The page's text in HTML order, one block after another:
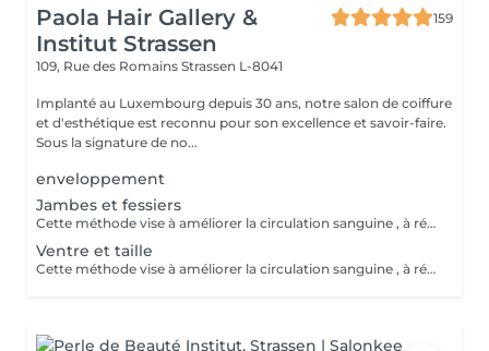
Paola Hair Gallery &
Institut Strassen
159
109, Rue des Romains Strassen L-8041
Implanté au Luxembourg depuis 30 ans, notre salon de coiffure
et d'esthétique est reconnu pour son excellence et savoir-faire.
Sous la signature de no...
enveloppement
Jambes et fessiers
Cette méthode vise à améliorer la circulation sanguine , à réduire la cellulite , à favoriser le drainage lymphatique et à détendre les muscles . Elle peut également contribuer à la réduction du stress et à l'amélioration de la texture de la peau.
Ventre et taille
Cette méthode vise à améliorer la circulation sanguine , à réduire la cellulite , à favoriser le drainage lymphatique et à détendre les muscles . Elle peut également contribuer à la réduction du stress et à l'amélioration de la texture de la peau.